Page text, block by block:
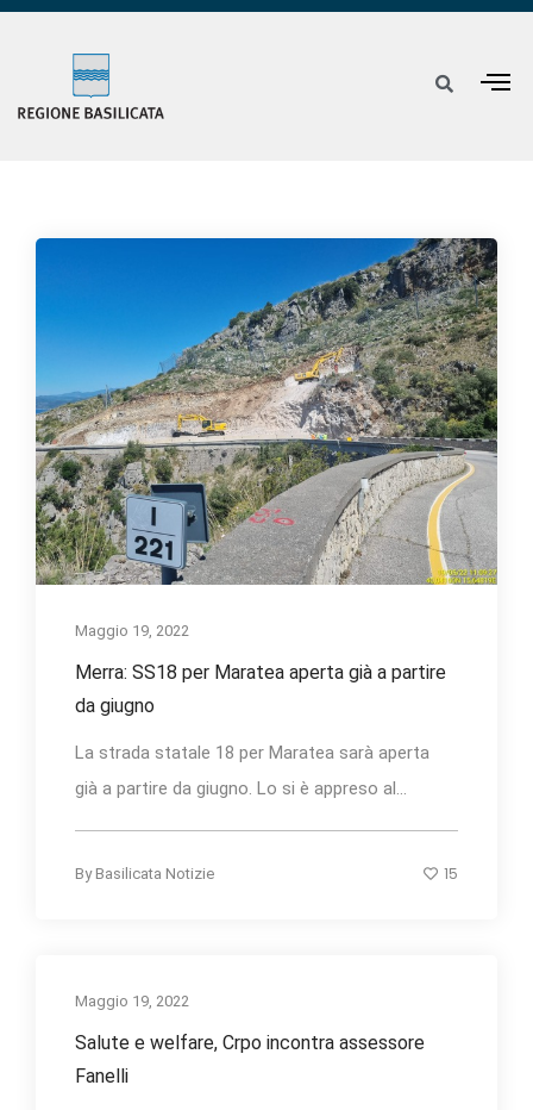
Maggio 19, 2022
Merra: SS18 per Maratea aperta già a partire
da giugno
La strada statale 18 per Maratea sarà aperta
già a partire da giugno. Lo si è appreso al...
By Basilicata Notizie 15
Maggio 19, 2022
Salute e welfare, Crpo incontra assessore
Fanelli